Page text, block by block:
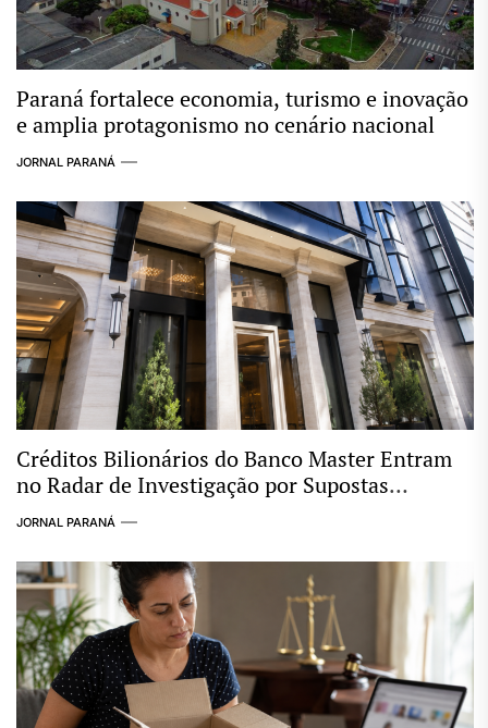
Paraná fortalece economia, turismo e inovação
e amplia protagonismo no cenário nacional
JORNAL PARANÁ
Créditos Bilionários do Banco Master Entram
no Radar de Investigação por Supostas
Ligações com Esquema Criminoso
JORNAL PARANÁ